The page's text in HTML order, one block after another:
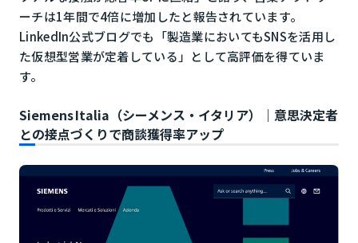
ーチは1年間で4倍に増加したと報告されています。
LinkedIn公式ブログでも「製造業においてもSNSを活用し
た仮想型営業が定着している」として高評価を得ていま
す。
Siemens Italia（シーメンス・イタリア）｜意思決定者
との接点づくりで商談獲得率アップ